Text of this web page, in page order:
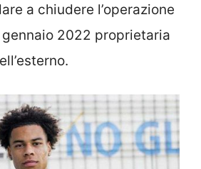
a chiudere l’operazione
gennaio 2022 proprietaria